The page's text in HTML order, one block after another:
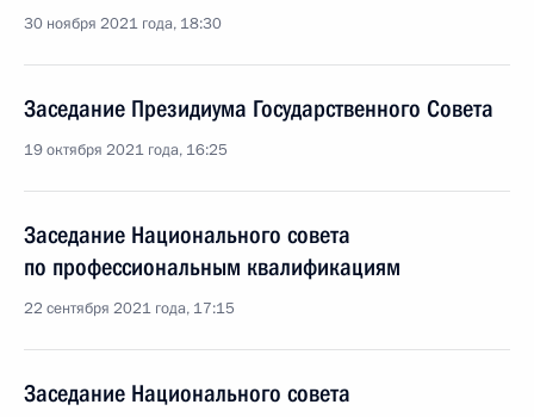
30 ноября 2021 года, 18:30
Заседание Президиума Государственного Совета
19 октября 2021 года, 16:25
Заседание Национального совета
по профессиональным квалификациям
22 сентября 2021 года, 17:15
Заседание Национального совета